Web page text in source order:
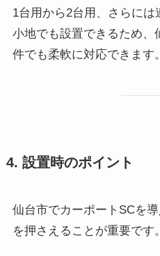
1台用から2台用、さらに
小地でも設置できるため、
件でも柔軟に対応できます。
4. 設置時のポイント
仙台市でカーポートSCを
を押さえることが重要です。